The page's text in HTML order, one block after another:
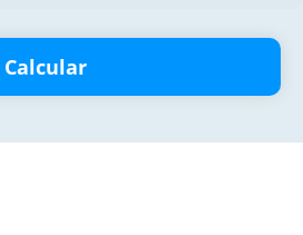
Calcular